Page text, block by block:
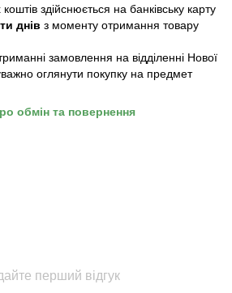
здійснюється на банківську карту
днів з моменту отримання товару
замовлення на відділенні Нової
оглянути покупку на предмет
обмін та повернення
перший відгук